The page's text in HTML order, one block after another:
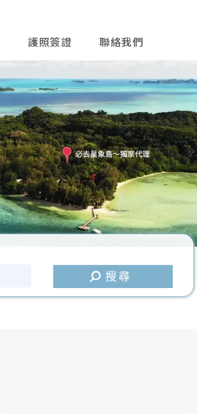
護照簽證 聯絡我們
往後